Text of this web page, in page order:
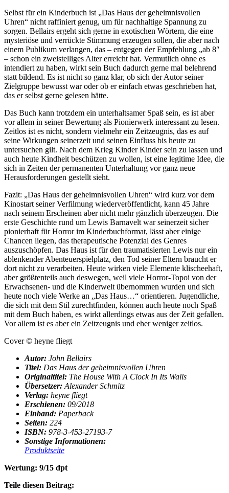
Selbst für ein Kinderbuch ist „Das Haus der geheimnisvollen
Uhren“ nicht raffiniert genug, um für nachhaltige Spannung zu
sorgen. Bellairs ergeht sich gerne in exotischen Wörtern, die eine
mysteriöse und verrückte Stimmung erzeugen sollen, die aber nach
einem Publikum verlangen, das – entgegen der Empfehlung „ab 8″
– schon ein zweistelliges Alter erreicht hat. Vermutlich ohne es
intendiert zu haben, wirkt sein Buch dadurch gerne mal belehrend
statt bildend. Es ist nicht so ganz klar, ob sich der Autor seiner
Zielgruppe bewusst war oder ob er einfach etwas geschrieben hat,
das er selbst gerne gelesen hätte.
Das Buch kann trotzdem ein unterhaltsamer Spaß sein, es ist aber
vor allem in seiner Bewertung als Pionierwerk interessant zu lesen.
Zeitlos ist es nicht, sondern vielmehr ein Zeitzeugnis, das es auf
seine Wirkungen seinerzeit und seinen Einfluss bis heute zu
untersuchen gilt. Nach dem Krieg Kinder Kinder sein zu lassen und
auch heute Kindheit beschützen zu wollen, ist eine legitime Idee, die
sich in Zeiten der permanenten Unterhaltung vor ganz neue
Herausforderungen gestellt sieht.
Fazit: „Das Haus der geheimnisvollen Uhren“ wird kurz vor dem
Kinostart seiner Verfilmung wiederveröffentlicht, kann 45 Jahre
nach seinem Erscheinen aber nicht mehr gänzlich überzeugen. Die
erste Geschichte rund um Lewis Barnavelt war seinerzeit sicher
pionierhaft für Horror im Kinderbuchformat, lässt aber einige
Chancen liegen, das therapeutische Potenzial des Genres
auszuschöpfen. Das Haus ist für den traumatisierten Lewis nur ein
ablenkender Abenteuerspielplatz, den Tod seiner Eltern braucht er
dort nicht zu verarbeiten. Heute wirken viele Elemente klischeehaft,
aber größtenteils auch deswegen, weil viele Horror-Topoi von der
Erwachsenen- und die Kinderwelt übernommen wurden und sich
heute noch viele Werke an „Das Haus…“ orientieren. Jugendliche,
die sich mit dem Stil zurechtfinden, können auch heute noch Spaß
mit dem Buch haben, es wirkt allerdings etwas aus der Zeit gefallen.
Vor allem ist es aber ein Zeitzeugnis und eher weniger zeitlos.
Cover© heyne fliegt
Autor: John Bellairs
Titel: Das Haus der geheimnisvollen Uhren
Originaltitel: The House With A Clock In Its Walls
Übersetzer: Alexander Schmitz
Verlag: heyne fliegt
Erschienen: 09/2018
Einband: Paperback
Seiten: 224
ISBN: 978-3-453-27193-7
Sonstige Informationen:
Produktseite
Wertung: 9/15 dpt
Teile diesen Beitrag: